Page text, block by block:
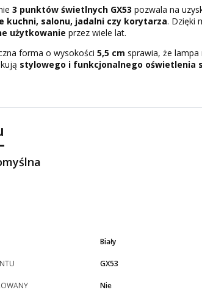
3 punktów świetlnych GX53 pozwala na
kuchni, salonu, jadalni czy korytarza. Dzięki
użytkowanie przez wiele lat.
forma o wysokości 5,5 cm sprawia, że lampa
stylowego i funkcjonalnego oświetlenia
Biały
GX53
Nie